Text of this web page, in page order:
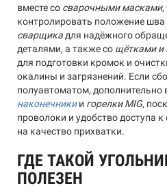
вместе со сварочными масками,
контролировать положение шва
сварщика для надёжного
деталями, а также со щётками и
для подготовки кромок и
окалины и загрязнений. Если
полуавтоматом, дополнительно
наконечникии горелки MIG,
проволоки и удобство доступа
на качество прихватки.
ГДЕ ТАКОЙ
ПОЛЕЗЕН